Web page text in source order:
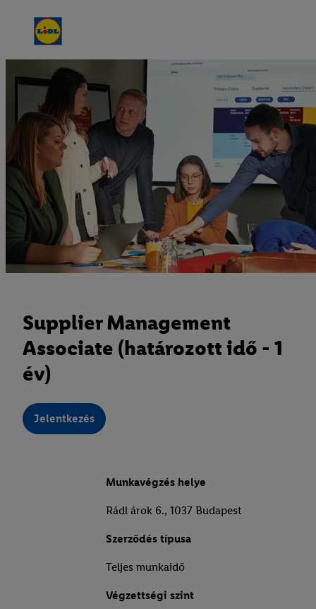
Supplier Management
Associate (határozott idő - 1
év)
Jelentkezés
Munkavégzés helye
Rádl árok 6., 1037 Budapest
Szerződés típusa
Teljes munkaidő
Végzettségi szint